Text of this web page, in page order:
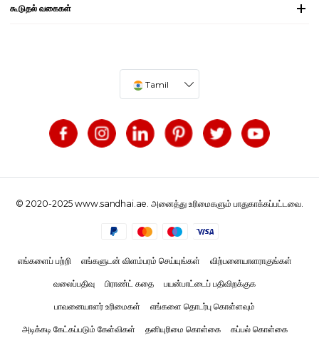
கூடுதல் வகைகள்
Tamil
© 2020-2025 www.sandhai.ae. அனைத்து உரிமைகளும் பாதுகாக்கப்பட்டவை.
எங்களைப் பற்றி எங்களுடன் விளம்பரம் செய்யுங்கள் விற்பனையாளராகுங்கள்
வலைப்பதிவு பிராண்ட் கதை பயன்பாட்டைப் பதிவிறக்குக
பாவனையாளர் உரிமைகள் எங்களை தொடர்பு கொள்ளவும்
அடிக்கடி கேட்கப்படும் கேள்விகள் தனியுரிமை கொள்கை கப்பல் கொள்கை